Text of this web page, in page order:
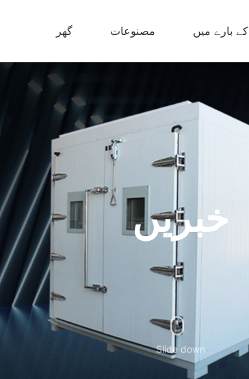
گھر مصنوعات کے بارے میں
خبریں
Slide down